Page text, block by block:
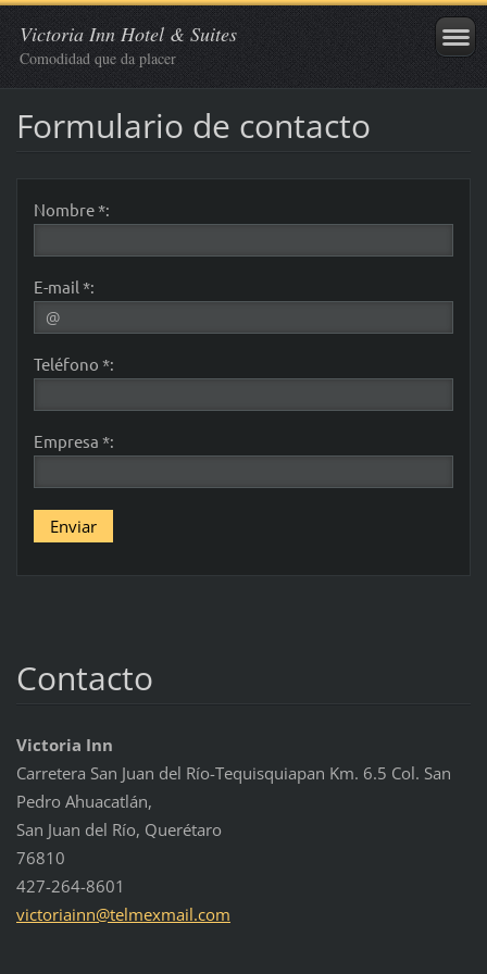
Victoria Inn Hotel & Suites
Comodidad que da placer
Formulario de contacto
Nombre *:
E-mail *:
Teléfono *:
Empresa *:
Contacto
Victoria Inn
Carretera San Juan del Río-Tequisquiapan Km. 6.5 Col. San
Pedro Ahuacatlán,
San Juan del Río, Querétaro
76810
427-264-8601
victoriainn@telmexmail.com